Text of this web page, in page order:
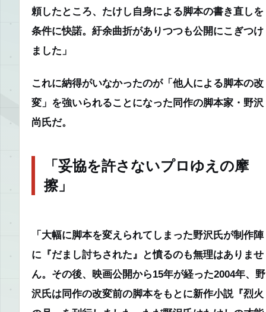
頼したところ、たけし自身による脚本の書き直しを
条件に快諾。紆余曲折がありつつも公開にこぎつけ
ました」
これに納得がいなかったのが「他人による脚本の改
変」を強いられることになった同作の脚本家・野沢
尚氏だ。
「妥協を許さないプロゆえの摩
擦」
「大幅に脚本を変えられてしまった野沢氏が制作陣
に『だまし討ちされた』と憤るのも無理はありませ
ん。その後、映画公開から15年が経った2004年、野
沢氏は同作の改変前の脚本をもとに新作小説『烈火